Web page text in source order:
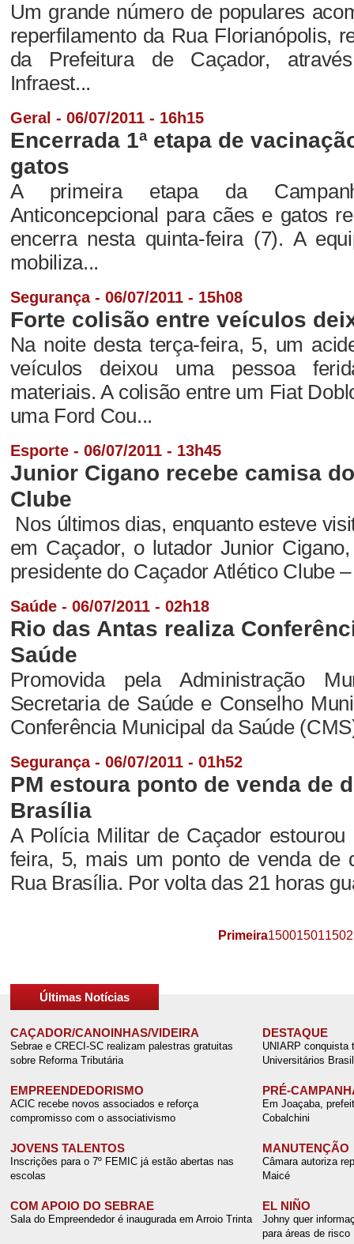
Um grande número de populares
reperfilamento da Rua Florianópolis,
da Prefeitura de Caçador,
Infraest...
Geral - 06/07/2011 - 16h15
Encerrada 1ª etapa de
gatos
A primeira etapa da
Anticoncepcional para cães e gatos
encerra nesta quinta-feira (7). A
mobiliza...
Segurança - 06/07/2011 - 15h08
Forte colisão entre veículos
Na noite desta terça-feira, 5, um
veículos deixou uma pessoa
materiais. A colisão entre um Fiat
uma Ford Cou...
Esporte - 06/07/2011 - 13h45
Junior Cigano recebe camisa
Clube
Nos últimos dias, enquanto esteve
em Caçador, o lutador Junior
presidente do Caçador Atlético Clube
Saúde - 06/07/2011 - 02h18
Rio das Antas realiza
Saúde
Promovida pela Administração
Secretaria de Saúde e Conselho
Conferência Municipal da Saúde
Segurança - 06/07/2011 - 01h52
PM estoura ponto de venda de
Brasília
A Polícia Militar de Caçador
feira, 5, mais um ponto de venda de
Rua Brasília. Por volta das 21 horas
Primeira150015011502
Últimas Notícias
CAÇADOR/CANOINHAS/VIDEIRA
Sebrae e CRECI-SC realizam palestras gratuitas
sobre Reforma Tributária
DESTAQUE
UNIARP conquista
Universitários
EMPREENDEDORISMO
ACIC recebe novos associados e reforça
compromisso com o associativismo
PRÉ-
Em Joaçaba,
Cobalchini
JOVENS TALENTOS
Inscrições para o 7º FEMIC já estão abertas nas
escolas
MANUTENÇÃO
Câmara autoriza
Maicé
COM APOIO DO SEBRAE
Sala do Empreendedor é inaugurada em Arroio Trinta
EL NIÑO
Johny quer
para áreas de risco